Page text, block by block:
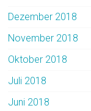
Dezember 2018
November 2018
Oktober 2018
Juli 2018
Juni 2018